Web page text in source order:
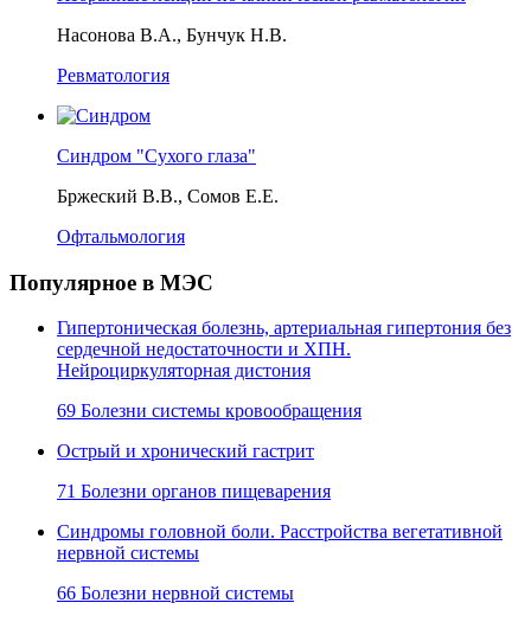
Насонова В.А., Бунчук Н.В.
Ревматология
Синдром "Сухого глаза"
Бржеский В.В., Сомов Е.Е.
Офтальмология
Популярное в МЭС
Гипертоническая болезнь, артериальная гипертония без
сердечной недостаточности и ХПН.
Нейроциркуляторная дистония
69 Болезни системы кровообращения
Острый и хронический гастрит
71 Болезни органов пищеварения
Синдромы головной боли. Расстройства вегетативной
нервной системы
66 Болезни нервной системы